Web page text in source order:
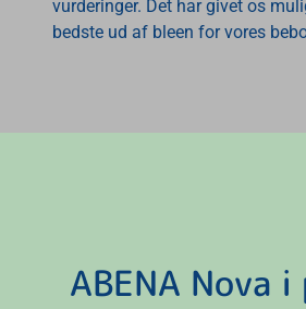
vurderinger. Det har givet os
bedste ud af bleen for vores
ABENA Nova